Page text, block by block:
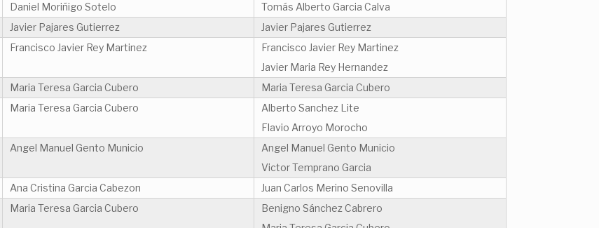
Daniel Moriñigo Sotelo
Tomás Alberto Garcia Calva
Javier Pajares Gutierrez
Javier Pajares Gutierrez
Francisco Javier Rey Martinez
Francisco Javier Rey Martinez
Javier Maria Rey Hernandez
Maria Teresa Garcia Cubero
Maria Teresa Garcia Cubero
Maria Teresa Garcia Cubero
Alberto Sanchez Lite
Flavio Arroyo Morocho
Angel Manuel Gento Municio
Angel Manuel Gento Municio
Victor Temprano Garcia
Ana Cristina Garcia Cabezon
Juan Carlos Merino Senovilla
Maria Teresa Garcia Cubero
Benigno Sánchez Cabrero